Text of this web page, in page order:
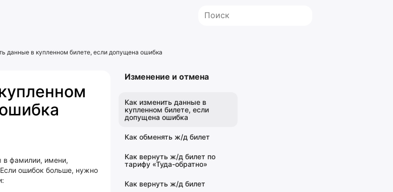
данные в купленном билете, если допущена ошибка
Изменение и отмена
Как изменить данные в
купленном билете, если
допущена ошибка
Как обменять ж/д билет
Как вернуть ж/д билет по
тарифу «Туда-обратно»
Как вернуть ж/д билет
в фамилии, имени,
ошибок больше, нужно